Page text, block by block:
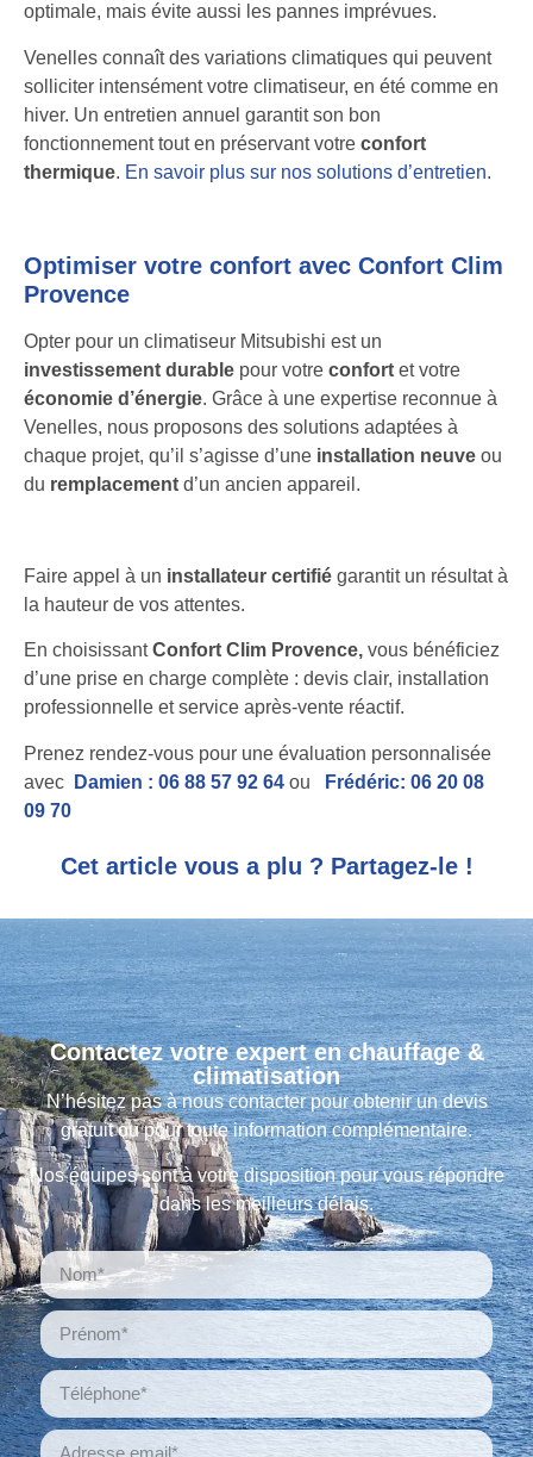
optimale, mais évite aussi les pannes imprévues.
Venelles connaît des variations climatiques qui peuvent
solliciter intensément votre climatiseur, en été comme en
hiver. Un entretien annuel garantit son bon
fonctionnement tout en préservant votre confort
thermique. En savoir plus sur nos solutions d’entretien.
Optimiser votre confort avec Confort Clim
Provence
Opter pour un climatiseur Mitsubishi est un
investissement durable pour votre confort et votre
économie d’énergie. Grâce à une expertise reconnue à
Venelles, nous proposons des solutions adaptées à
chaque projet, qu’il s’agisse d’une installation neuve ou
du remplacement d’un ancien appareil.
Faire appel à un installateur certifié garantit un résultat à
la hauteur de vos attentes.
En choisissantConfort Clim Provence, vous bénéficiez
d’une prise en charge complète : devis clair, installation
professionnelle et service après-vente réactif.
Prenez rendez-vous pour une évaluation personnalisée
avec
Damien : 06 88 57 92 64 ou
Frédéric: 06 20 08
09 70
Cet article vous a plu ? Partagez-le !
Contactez votre expert en chauffage &
climatisation
N’hésitez pas à nous contacter pour obtenir un devis
gratuit ou pour toute information complémentaire.
Nos équipes sont à votre disposition pour vous répondre
dans les meilleurs délais.